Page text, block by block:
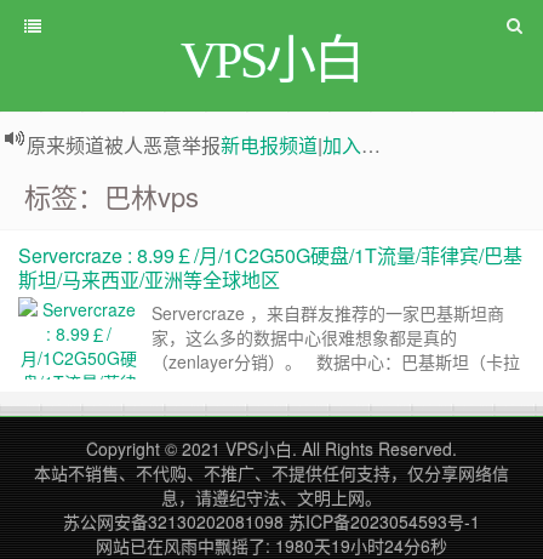
VPS小白
原来频道被人恶意举报新电报频道|加入电报群
标签：巴林vps
Servercraze : 8.99￡/月/1C2G50G硬盘/1T流量/菲律宾/巴基
斯坦/马来西亚/亚洲等全球地区
Servercraze ，来自群友推荐的一家巴基斯坦商
家，这么多的数据中心很难想象都是真的
（zenlayer分销）。 数据中心：巴基斯坦（卡拉
酋）利雅得（沙特阿拉伯）沙特阿拉伯吉达）科威
特城（科威特）新加坡，新加坡）达卡（孟加拉
国）吉隆坡，马来西亚）班加罗尔（印度）河内
（越南）金边（柬埔寨）香港 胡志明……继续阅
读 »
Copyright © 2021 VPS小白. All Rights Reserved.
本站不销售、不代购、不推广、不提供任何支持，仅分享网络信
息，请遵纪守法、文明上网。
苏公网安备32130202081098 苏ICP备2023054593号-1
网站已在风雨中飘摇了: 1980天19小时24分6秒